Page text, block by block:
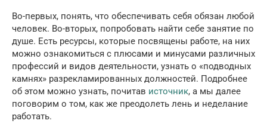
Во-первых, понять, что обеспечивать себя обязан любой
человек. Во-вторых, попробовать найти себе занятие по
душе. Есть ресурсы, которые посвящены работе, на них
можно ознакомиться с плюсами и минусами различных
профессий и видов деятельности, узнать о «подводных
камнях» разрекламированных должностей. Подробнее
об этом можно узнать, почитав источник, а мы далее
поговорим о том, как же преодолеть лень и неделание
работать.